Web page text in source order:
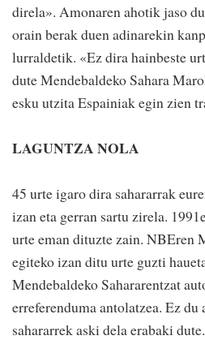
direla». Amonaren ahotik jaso
orain berak duen adinarekin
lurraldetik. «Ez dira hainbeste
dute Mendebaldeko Sahara
esku utzita Espainiak egin zien
LAGUNTZA NOLA
45 urte igaro dira sahararrak
izan eta gerran sartu zirela.
urte eman dituzte zain. NBEren
egiteko izan ditu urte guzti
Mendebaldeko Sahararentzat
erreferenduma antolatzea. Ez du
sahararrek aski dela erabaki dute.